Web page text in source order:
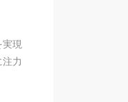
現
力